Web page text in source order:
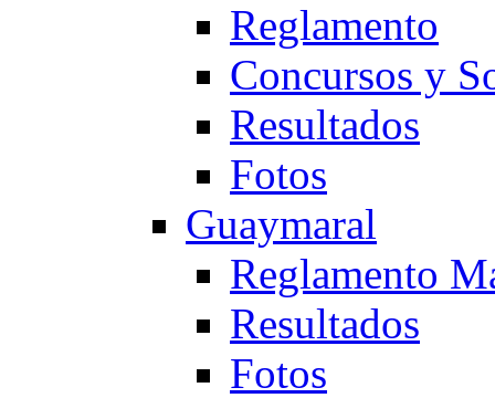
Reglamento
Concursos y
Resultados
Fotos
Guaymaral
Reglamento
Resultados
Fotos